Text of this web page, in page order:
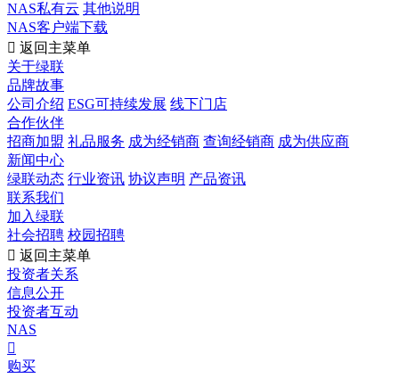
NAS私有云 其他说明
NAS客户端下载
 返回主菜单
关于绿联
品牌故事
公司介绍 ESG可持续发展 线下门店
合作伙伴
招商加盟 礼品服务 成为经销商 查询经销商 成为供应商
新闻中心
绿联动态 行业资讯 协议声明 产品资讯
联系我们
加入绿联
社会招聘 校园招聘
 返回主菜单
投资者关系
信息公开
投资者互动
NAS

购买